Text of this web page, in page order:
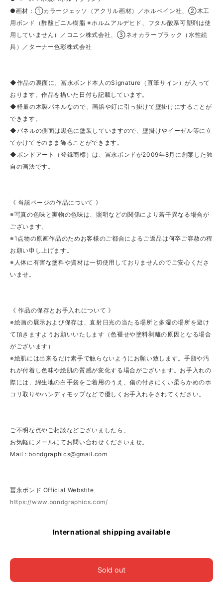
●画材：①カラージェッソ（アクリル画材）／ホルベイン社、②木工
用ボンド（酢酸ビニル樹脂 ※ホルムアルデヒド、フタル酸系可塑剤は使
用していません）／コニシ株式会社、③ネオカラーブラック（水性絵
具）／ターナー色彩株式会社
◆作品の裏面に、冨永ボンド本人のSignature（直筆サイン）が入って
おります。作品を描いた日付も記載しています。
◆軽量の木製パネルなので、画鋲や釘に引っ掛けて壁掛けにすることが
できます。
◆パネルの側面は黒色に塗装していますので、壁掛けやイーゼル等に立
てかけてそのまま飾ることができます。
◆ボンドアート（登録商標）は、冨永ボンドが2009年8月に創案した独
自の画法です。
《 当該ページの作品について 》
※写真の色味と実物の色味は、照明などの関係により若干異なる場合が
ございます。
※1点物の原画作品のためお客様のご都合によるご返品は何卒ご容赦の程
お願い申し上げます。
※人体に有害な塗料や資材は一切使用しておりませんのでご安心くださ
いませ。
《 作品の保存とお手入れについて 》
※絵画の展示および保存は、直射日光の当たる場所と多湿の場所を避け
て頂きますようお願いいたします（色褪せや塗料剥離の原因となる場合
がございます）
※絵肌には出来るだけ素手で触らないようにお願い致します。手脂や汚
れが付着し色味や絵肌の質感が変化する場合がございます。お手入れの
際には、綿生地の白手袋をご着用のうえ、傷の付きにくい柔らかめのホ
コリ取りやハンディモップなどで優しくお手入れをされてください。
ご不明な点やご相談などございましたら、
お気軽にメールにてお問い合わせくださいませ。
Mail : bondgraphics@gmail.com
冨永ボンド Official Webstite
https://www.bondgraphics.com/
International shipping available
Sold out